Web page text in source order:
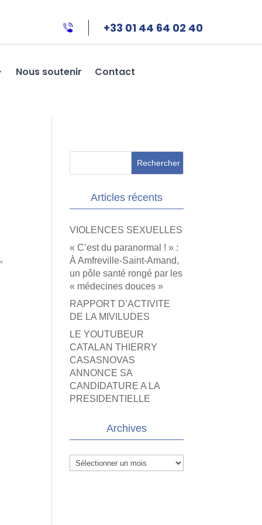
+33 01 44 64 02 40
Nous soutenir Contact
Articles récents
VIOLENCES SEXUELLES
« C’est du paranormal ! » :
À Amfreville-Saint-Amand,
un pôle santé rongé par les
« médecines douces »
RAPPORT D’ACTIVITE
DE LA MIVILUDES
LE YOUTUBEUR
CATALAN THIERRY
CASASNOVAS
ANNONCE SA
CANDIDATURE A LA
PRESIDENTIELLE
Archives
Archives